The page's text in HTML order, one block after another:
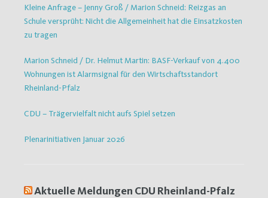
Kleine Anfrage – Jenny Groß / Marion Schneid: Reizgas an
Schule versprüht: Nicht die Allgemeinheit hat die Einsatzkosten
zu tragen
Marion Schneid / Dr. Helmut Martin: BASF-Verkauf von 4.400
Wohnungen ist Alarmsignal für den Wirtschaftsstandort
Rheinland-Pfalz
CDU – Trägervielfalt nicht aufs Spiel setzen
Plenarinitiativen Januar 2026
Aktuelle Meldungen CDU Rheinland-Pfalz